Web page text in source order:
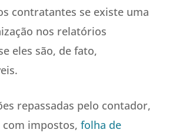
contratantes se existe uma
nos relatórios
eles são, de fato,
repassadas pelo contador,
com impostos, folha de